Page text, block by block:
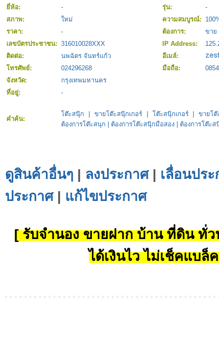
ยี่ห้อ: - รุ่น:
-
สภาพ:
ใหม่ ความสมบูรณ์:
ราคา:
- ต้องการ:
ขาย
เลขบัตรประชาชน: 316010028XXX IP Address:
ติดต่อ:
นพฉัตร จันทร์แก้ว
อีเมล์:
โทรศัพย์:
024296268 มือถือ:
จังหวัด:
กรุงเทพมหานคร
ที่อยู่:
-
คำค้น:
โต๊ะสนุ๊ก ขายโต๊ะสนุ๊กเกอร์| โต๊ะสนุ๊กเกอร์|ขายโต๊
ต้องการโต๊ะสนุก
ต้องการโต๊ะสนุ๊กมือสอง ต้องการโต๊ะส
ดูสินค้าอื่นๆ | ลงประกาศ| เลื่อนปร
ประกาศ| แก้ไขประกาศ
[ รับจำนอง ขายฝาก บ้าน ที่ดิน ทั่ว
ได้เงินไว ไม่เช็คแบล็